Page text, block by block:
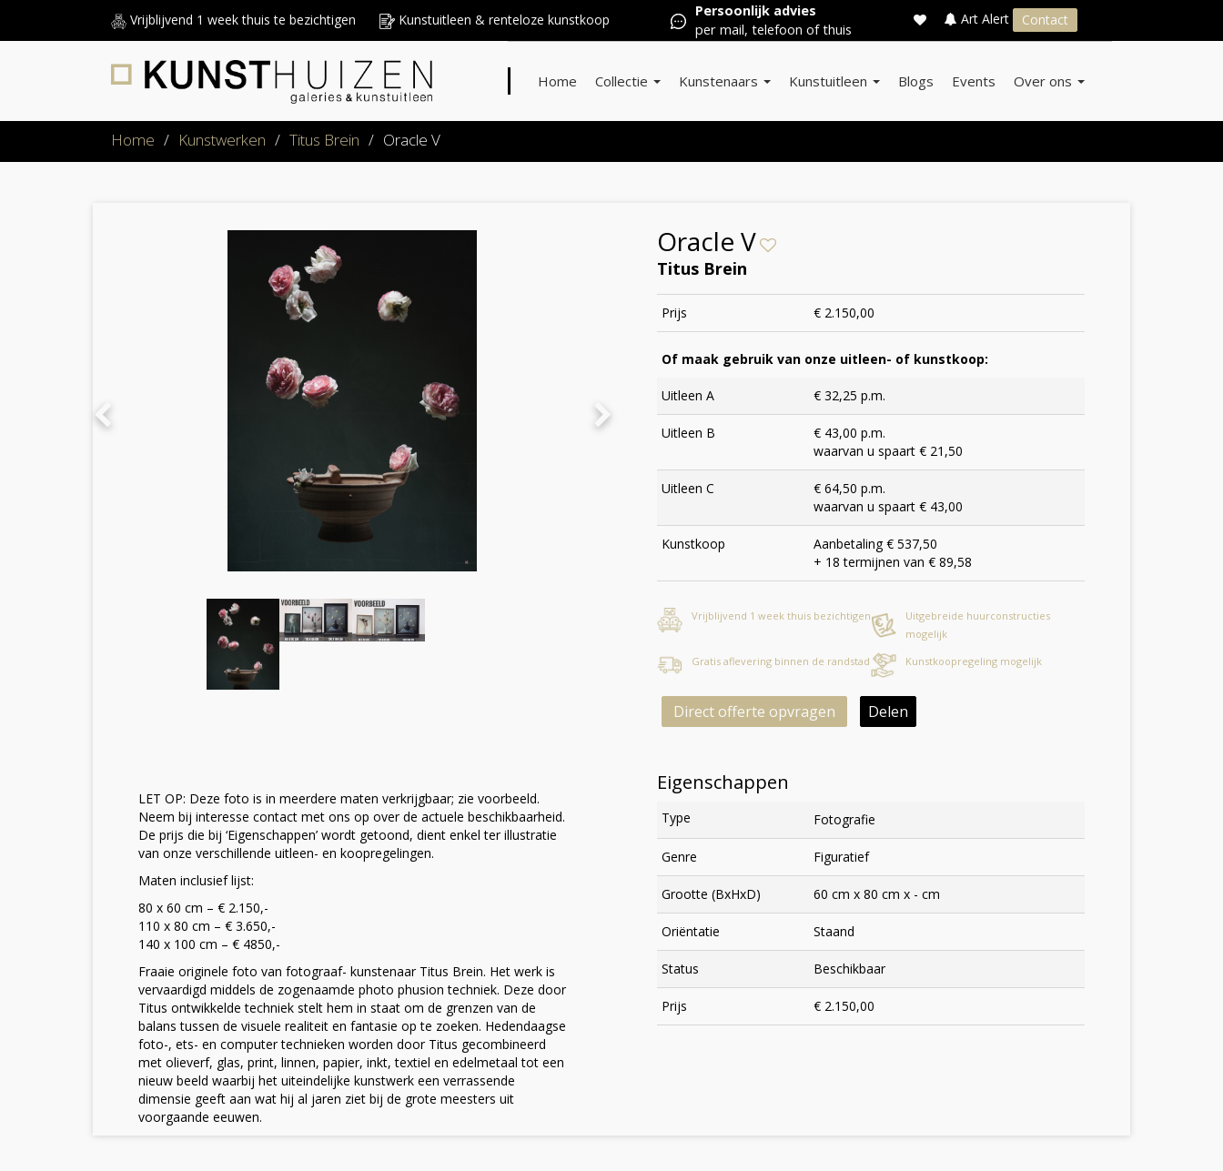
Vrijblijvend 1 week thuis te bezichtigen Kunstuitleen & renteloze kunstkoop
Persoonlijk advies
per mail, telefoon of thuis
Art Alert Contact
Home Collectie Kunstenaars Kunstuitleen Blogs Events Over ons
Home / Kunstwerken / Titus Brein / Oracle V
LET OP: Deze foto is in meerdere maten verkrijgbaar; zie voorbeeld.
Neem bij interesse contact met ons op over de actuele beschikbaarheid.
De prijs die bij ‘Eigenschappen’ wordt getoond, dient enkel ter illustratie
van onze verschillende uitleen- en koopregelingen.
Maten inclusief lijst:
80 x 60 cm – € 2.150,-
110 x 80 cm – € 3.650,-
140 x 100 cm – € 4850,-
Fraaie originele foto van fotograaf- kunstenaar Titus Brein. Het werk is
vervaardigd middels de zogenaamde photo phusion techniek. Deze door
Titus ontwikkelde techniek stelt hem in staat om de grenzen van de
balans tussen de visuele realiteit en fantasie op te zoeken. Hedendaagse
foto-, ets- en computer technieken worden door Titus gecombineerd
met olieverf, glas, print, linnen, papier, inkt, textiel en edelmetaal tot een
nieuw beeld waarbij het uiteindelijke kunstwerk een verrassende
dimensie geeft aan wat hij al jaren ziet bij de grote meesters uit
voorgaande eeuwen.
Oracle V
Titus Brein
Prijs € 2.150,00
Of maak gebruik van onze uitleen- of kunstkoop:
Uitleen A € 32,25 p.m.
Uitleen B
€ 43,00 p.m.
waarvan u spaart € 21,50
Uitleen C
€ 64,50 p.m.
waarvan u spaart € 43,00
Kunstkoop
Aanbetaling € 537,50
+ 18 termijnen van € 89,58
Vrijblijvend 1 week thuis bezichtigen
Uitgebreide huurconstructies
mogelijk
Gratis aflevering binnen de randstad
Kunstkoopregeling mogelijk
Direct offerte opvragen Delen
Eigenschappen
Type Fotografie
Genre Figuratief
Grootte (BxHxD) 60 cm x 80 cm x - cm
Oriëntatie Staand
Status Beschikbaar
Prijs € 2.150,00